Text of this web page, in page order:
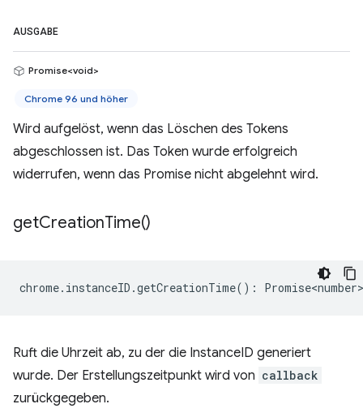
AUSGABE
Promise<void>
Chrome 96 und höher
Wird aufgelöst, wenn das Löschen des Tokens
abgeschlossen ist. Das Token wurde erfolgreich
widerrufen, wenn das Promise nicht abgelehnt wird.
getCreationTime()
chrome. instanceID .getCreationTime() : Promise<number>
Ruft die Uhrzeit ab, zu der die InstanceID generiert
wurde. Der Erstellungszeitpunkt wird von callback
zurückgegeben.